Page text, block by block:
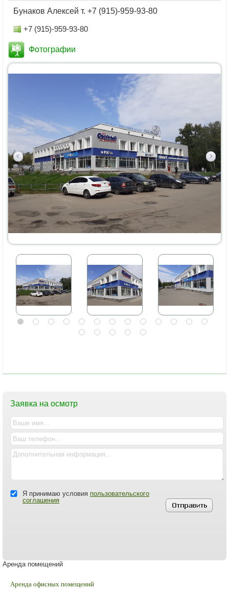
Бунаков Алексей т. +7 (915)-959-93-80
+7 (915)-959-93-80
Фотографии
Заявка на осмотр
Я принимаю условия пользовательского
соглашения
Аренда помещений
Аренда офисных помещений